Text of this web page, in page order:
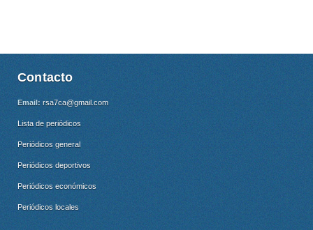
Contacto
Email: rsa7ca@gmail.com
Lista de periódicos
Periódicos general
Periódicos deportivos
Periódicos económicos
Periódicos locales